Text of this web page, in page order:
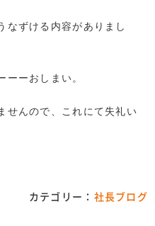
なずける内容がありまし
ーーおしまい。
せんので、これにて失礼い
カテゴリー： 社長ブログ